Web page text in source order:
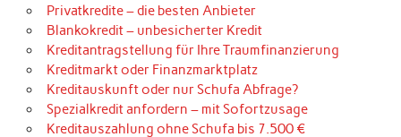
Privatkredite – die besten Anbieter
Blankokredit – unbesicherter Kredit
Kreditantragstellung für Ihre Traumfinanzierung
Kreditmarkt oder Finanzmarktplatz
Kreditauskunft oder nur Schufa Abfrage?
Spezialkredit anfordern – mit Sofortzusage
Kreditauszahlung ohne Schufa bis 7.500 €